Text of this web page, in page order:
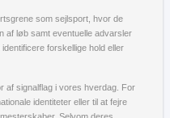
som sejlsport, hvor de
af ​​løb samt eventuelle advarsler
forskellige hold eller
af signalflag i vores hverdag. For
identiteter eller til at fejre